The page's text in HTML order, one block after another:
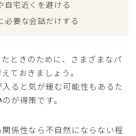
自宅近くを避ける
必要な会話だけする
ときのために、さまざまなパ
ておきましょう。
ると気が緩む可能性もあるた
のが得策です。
係性なら不自然にならない程